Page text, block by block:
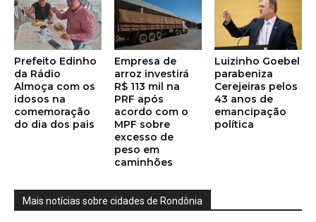
Prefeito Edinho
da Rádio
Almoça com os
idosos na
comemoração
do dia dos pais
Empresa de
arroz investirá
R$ 113 mil na
PRF após
acordo com o
MPF sobre
excesso de
peso em
caminhões
Luizinho Goebel
parabeniza
Cerejeiras pelos
43 anos de
emancipação
política
Mais notícias sobre cidades de Rondônia